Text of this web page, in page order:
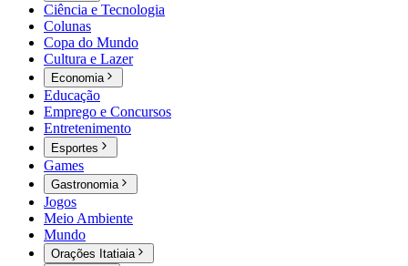
Ciência e Tecnologia
Colunas
Copa do Mundo
Cultura e Lazer
Economia
Educação
Emprego e Concursos
Entretenimento
Esportes
Games
Gastronomia
Jogos
Meio Ambiente
Mundo
Orações Itatiaia